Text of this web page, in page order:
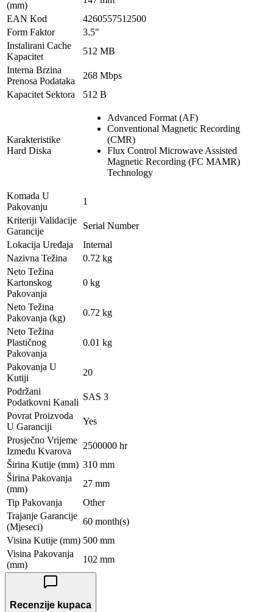
(mm)
EAN Kod
4260557512500
Form Faktor
3.5"
Instalirani Cache
Kapacitet
512 MB
Interna Brzina
Prenosa Podataka
268 Mbps
Kapacitet Sektora
512 B
Karakteristike
Hard Diska
Advanced Format (AF)
Conventional Magnetic Recording
(CMR)
Flux Control Microwave Assisted
Magnetic Recording (FC MAMR)
Technology
Komada U
Pakovanju
1
Kriteriji Validacije
Garancije
Serial Number
Lokacija Uređaja
Internal
Nazivna Težina
0.72 kg
Neto Težina
Kartonskog
Pakovanja
0 kg
Neto Težina
Pakovanja (kg)
0.72 kg
Neto Težina
Plastičnog
Pakovanja
0.01 kg
Pakovanja U
Kutiji
20
Podržani
Podatkovni Kanali
SAS 3
Povrat Proizvoda
U Garanciji
Yes
Prosječno Vrijeme
Između Kvarova
2500000 hr
Širina Kutije (mm) 310 mm
Širina Pakovanja
(mm)
27 mm
Tip Pakovanja
Other
Trajanje Garancije
(Mjeseci)
60 month(s)
Visina Kutije (mm) 500 mm
Visina Pakovanja
(mm)
102 mm
Recenzije kupaca